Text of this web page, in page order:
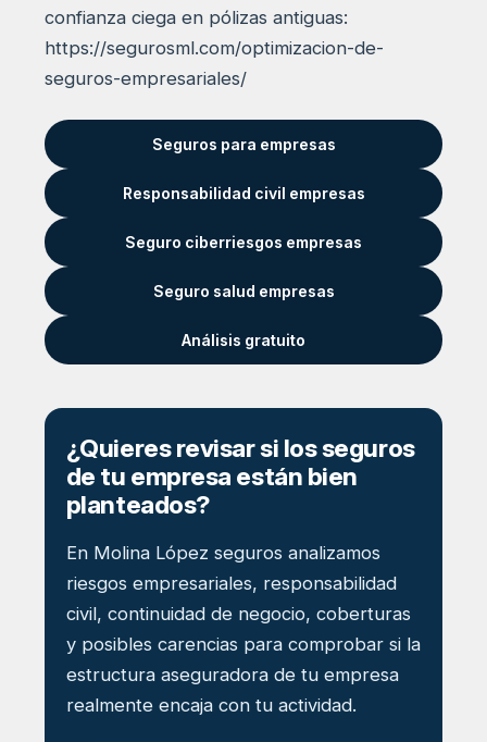
confianza ciega en pólizas antiguas:
https://segurosml.com/optimizacion-de-
seguros-empresariales/
Seguros para empresas
Responsabilidad civil empresas
Seguro ciberriesgos empresas
Seguro salud empresas
Análisis gratuito
¿Quieres revisar si los seguros
de tu empresa están bien
planteados?
En Molina López seguros analizamos
riesgos empresariales, responsabilidad
civil, continuidad de negocio, coberturas
y posibles carencias para comprobar si la
estructura aseguradora de tu empresa
realmente encaja con tu actividad.